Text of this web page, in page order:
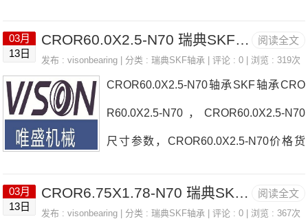
请与客服人员咨询CROR60.0X2.62-N70
阅读全文
03月
13日
CROR60.0X2.5-N70 瑞典SKF轴承 FC1EC
发布 :visonbearing | 分类 :瑞典SKF轴承 | 评论 : 0 | 浏览 : 319次
CROR60.0X2.5-N70轴承SKF轴承CRO
R60.0X2.5-N70，CROR60.0X2.5-N70
尺寸参数，CROR60.0X2.5-N70价格货
与客服人员咨询CROR60.0X2.5-N70的
阅读全文
03月
13日
CROR6.75X1.78-N70 瑞典SKF轴承 FC1640-40=1
发布 :visonbearing | 分类 :瑞典SKF轴承 | 评论 : 0 | 浏览 : 367次